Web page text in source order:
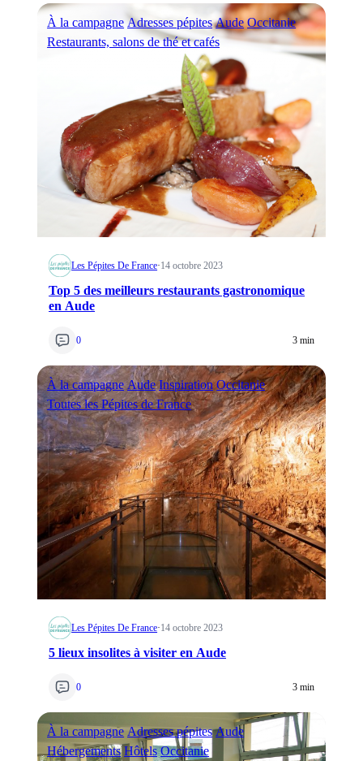
À la campagne Adresses pépites Aude Occitanie
Restaurants, salons de thé et cafés
Les Pépites De France·14 octobre 2023
Top 5 des meilleurs restaurants gastronomique
en Aude
0 3 min
À la campagne Aude Inspiration Occitanie
Toutes les Pépites de France
Les Pépites De France·14 octobre 2023
5 lieux insolites à visiter en Aude
0 3 min
À la campagne Adresses pépites Aude
Hébergements Hôtels Occitanie